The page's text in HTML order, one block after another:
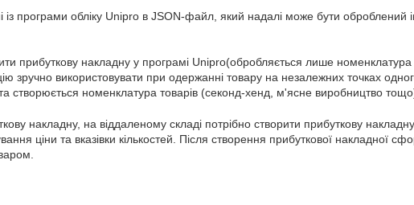
із програми обліку Unipro в JSON-файл, який надалі може бути оброблений
прибуткову накладну у програмі Unipro(обробляється лише номенклатура
зручно використовувати при одержанні товару на незалежних точках
створюється номенклатура товарів (секонд-хенд, м'ясне виробництво
накладну, на віддаленому складі потрібно створити прибуткову
ціни та вказівки кількостей. Після створення прибуткової накладної